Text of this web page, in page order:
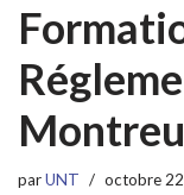
parUNT octobre